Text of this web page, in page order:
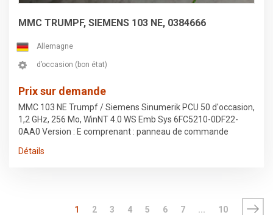
MMC TRUMPF, SIEMENS 103 NE, 0384666
Allemagne
d’occasion (bon état)
Prix sur demande
MMC 103 NE Trumpf / Siemens Sinumerik PCU 50 d'occasion,
1,2 GHz, 256 Mo, WinNT 4.0 WS Emb Sys 6FC5210-0DF22-
0AA0 Version : E comprenant : panneau de commande
pouces Mise en page FA Trumpf 6FC5203-0AF52-0AA0
de découpe laser Trumpf TruMatic 5040, 5 kW, fabriqué en
Détails
1 2 3 4 5 6 7 ... 10